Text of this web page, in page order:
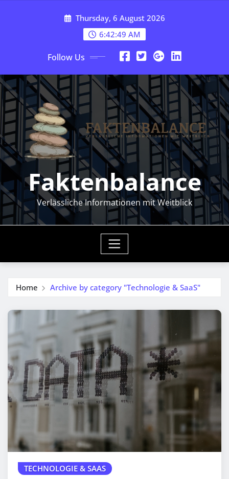
Thursday, 6 August 2026
6:42:50 AM
Follow Us
Faktenbalance
Verlässliche Informationen mit Weitblick
Home Archive by category "Technologie & SaaS"
TECHNOLOGIE & SAAS